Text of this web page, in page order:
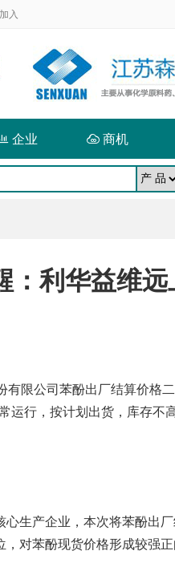
入
企业  商机
：利华益维
有限公司苯酚出厂结算价格
运行，按计划出货，库存不
心生产企业，本次将苯酚出
，对苯酚现货价格形成较强